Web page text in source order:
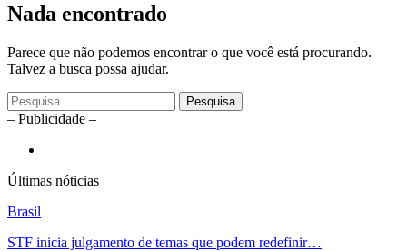
Nada encontrado
Parece que não podemos encontrar o que você está procurando.
Talvez a busca possa ajudar.
– Publicidade –
Últimas nóticias
Brasil
STF inicia julgamento de temas que podem redefinir…